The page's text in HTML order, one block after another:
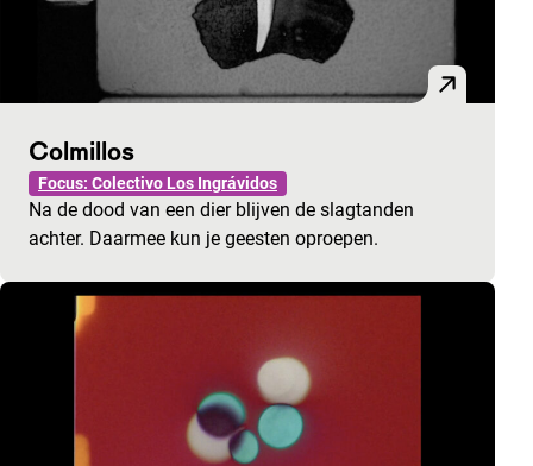
Colmillos
Focus: Colectivo Los Ingrávidos
Na de dood van een dier blijven de slagtanden
achter. Daarmee kun je geesten oproepen.